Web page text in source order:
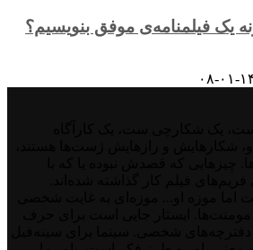
یک فیلمنامه‌ی موفق بنویسیم؟
۰۸